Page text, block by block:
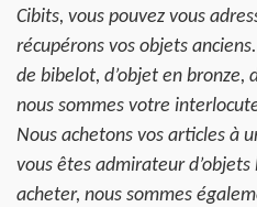
Cibits, vous pouvez vous
récupérons vos objets
de bibelot, d’objet en bronze,
nous sommes votre
Nous achetons vos articles à
vous êtes admirateur
acheter, nous sommes